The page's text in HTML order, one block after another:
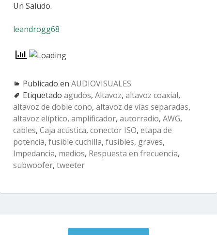
Un Saludo.
leandrogg68
Publicado en AUDIOVISUALES
Etiquetado agudos, Altavoz, altavoz coaxial,
altavoz de doble cono, altavoz de vías separadas,
altavoz elíptico, amplificador, autorradio, AWG,
cables, Caja acústica, conector ISO, etapa de
potencia, fusible cuchilla, fusibles, graves,
Impedancia, medios, Respuesta en frecuencia,
subwoofer, tweeter